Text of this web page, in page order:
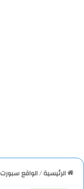
الرئيسية/الواقع سبورت